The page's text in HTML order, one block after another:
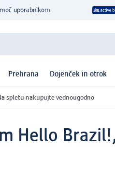
uporabnikom
Prehrana Dojenček in otrok
spletu nakupujte vednougodno
Hello